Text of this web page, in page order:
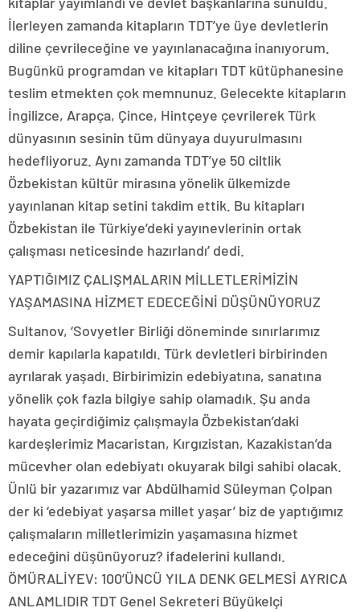
İlerleyen zamanda kitapların TDT’ye üye devletlerin
diline çevrileceğine ve yayınlanacağına inanıyorum.
Bugünkü programdan ve kitapları TDT kütüphanesine
teslim etmekten çok memnunuz. Gelecekte kitapların
İngilizce, Arapça, Çince, Hintçeye çevrilerek Türk
dünyasının sesinin tüm dünyaya duyurulmasını
hedefliyoruz. Aynı zamanda TDT’ye 50 ciltlik
Özbekistan kültür mirasına yönelik ülkemizde
yayınlanan kitap setini takdim ettik. Bu kitapları
Özbekistan ile Türkiye’deki yayınevlerinin ortak
çalışması neticesinde hazırlandı’ dedi.
YAPTIĞIMIZ ÇALIŞMALARIN MİLLETLERİMİZİN
YAŞAMASINA HİZMET EDECEĞİNİ DÜŞÜNÜYORUZ
Sultanov, ‘Sovyetler Birliği döneminde sınırlarımız
demir kapılarla kapatıldı. Türk devletleri birbirinden
ayrılarak yaşadı. Birbirimizin edebiyatına, sanatına
yönelik çok fazla bilgiye sahip olamadık. Şu anda
hayata geçirdiğimiz çalışmayla Özbekistan’daki
kardeşlerimiz Macaristan, Kırgızistan, Kazakistan’da
mücevher olan edebiyatı okuyarak bilgi sahibi olacak.
Ünlü bir yazarımız var Abdülhamid Süleyman Çolpan
der ki ‘edebiyat yaşarsa millet yaşar’ biz de yaptığımız
çalışmaların milletlerimizin yaşamasına hizmet
edeceğini düşünüyoruz? ifadelerini kullandı.
ÖMÜRALİYEV: 100’ÜNCÜ YILA DENK GELMESİ AYRICA
ANLAMLIDIR TDT Genel Sekreteri Büyükelçi